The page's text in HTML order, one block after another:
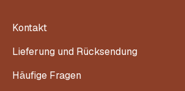
Kontakt
Lieferung und Rücksendung
Häufige Fragen